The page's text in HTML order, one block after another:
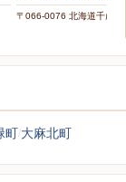
〒066-0076 北海道千歳市
町 大麻北町